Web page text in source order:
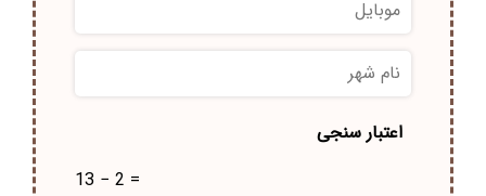
خانوادگی
موبایل
نام
شهر
*
اعتبار سنجی
13 − 2 =